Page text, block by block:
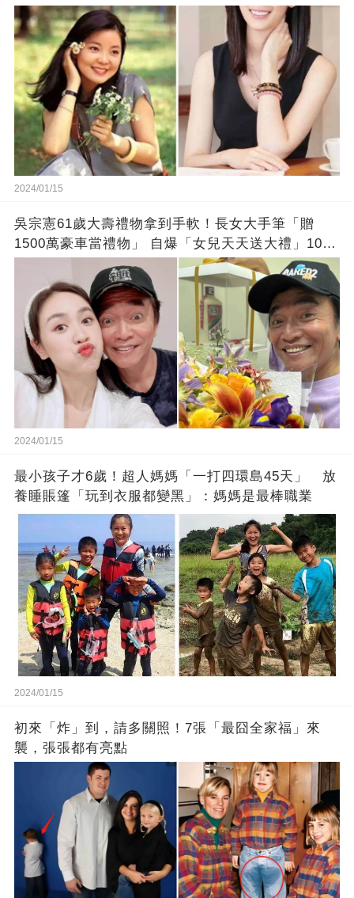
錯!
2024/01/15
吳宗憲61歲大壽禮物拿到手軟！長女大手筆「贈
1500萬豪車當禮物」 自爆「女兒天天送大禮」10年
徒弟也不甘示弱!
2024/01/15
最小孩子才6歲！超人媽媽「一打四環島45天」 放
養睡賬篷「玩到衣服都變黑」：媽媽是最棒職業
2024/01/15
初來「炸」到，請多關照！7張「最囧全家福」來
襲，張張都有亮點